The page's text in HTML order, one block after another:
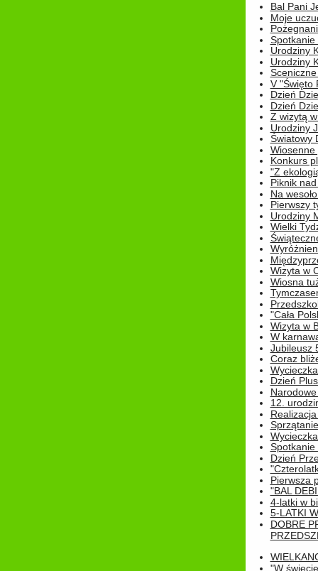
Bal Pani
Moje
Spotkanie
Urodziny
Urodziny
V "Święto
Dzień
Dzień
Z wizytą
Urodziny
Światowy
Wiosenne
Konkurs
"Z
Piknik
Na
Pierwszy
Urodziny
Wielki
Wizyta w
Wiosna
"Cała
Wizyta w
W
Jubileusz
Coraz
Dzień
12.
Spotkanie
Dzień
Pierwsza
"BAL
4-latki w
5-LATKI
DOBRE
"W